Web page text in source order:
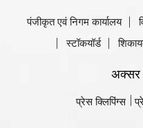
पंजीकृत एवं निगम कार्यालय
स्टॉकयॉर्ड
अक्सर
प्रेस क्लिपिंग्स